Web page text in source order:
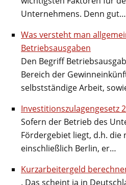
Unternehmens. Denn gut…
Was versteht man
Betriebsausgaben
Den Begriff
Bereich der
selbstständige Arbeit,
Investitionszulagengesetz
Sofern der Betrieb des
Fördergebiet liegt, d.h. die
einschließlich Berlin, er…
Kurzarbeitergeld
. Das scheint ja in